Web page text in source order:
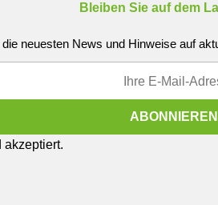
Bleiben Sie auf dem
neuesten News und Hinweise auf
akzeptiert.